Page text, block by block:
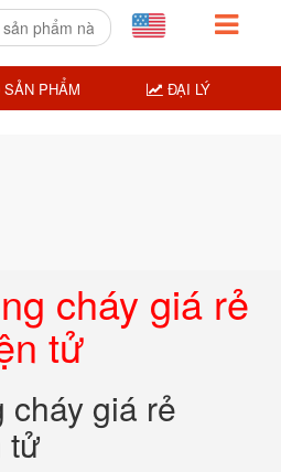
cháy giá rẻ
tử
cháy giá rẻ
tử
SẢN PHẨM ĐẠI LÝ